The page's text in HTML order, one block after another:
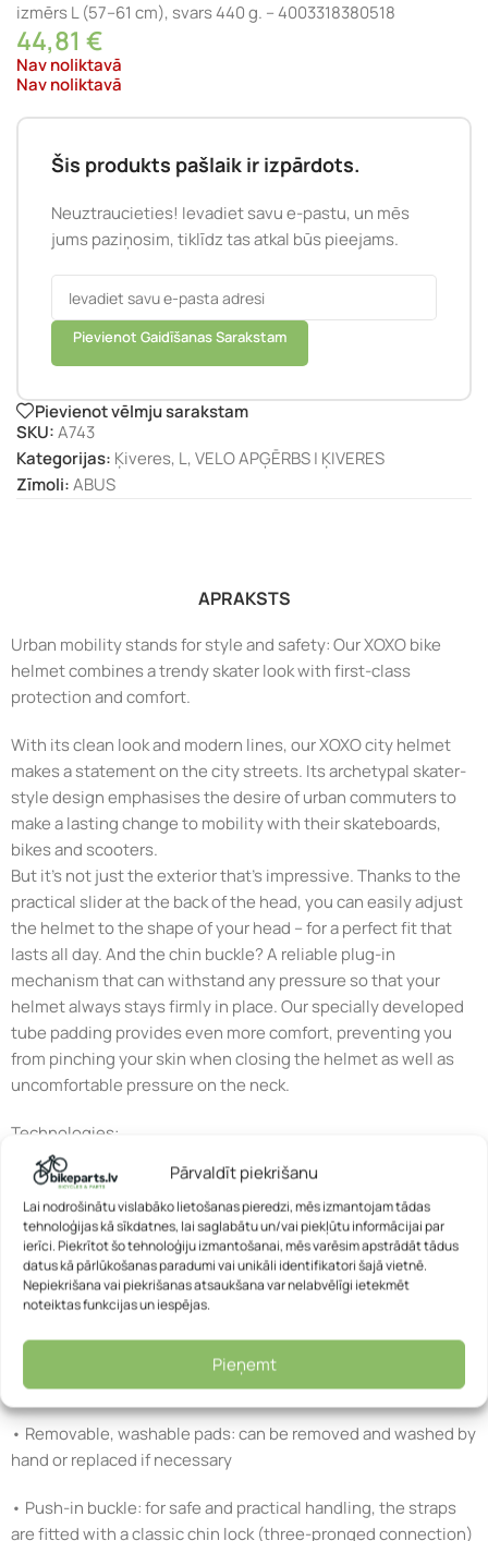
Pārvaldīt piekrišanu
Lai nodrošinātu vislabāko lietošanas pieredzi, mēs izmantojam tādas
tehnoloģijas kā sīkdatnes, lai saglabātu un/vai piekļūtu informācijai par
ierīci. Piekrītot šo tehnoloģiju izmantošanai, mēs varēsim apstrādāt tādus
datus kā pārlūkošanas paradumi vai unikāli identifikatori šajā vietnē.
Nepiekrišana vai piekrišanas atsaukšana var nelabvēlīgi ietekmēt
noteiktas funkcijas un iespējas.
Pieņemt
izmērs L (57–61 cm), svars 440 g. – 4003318380518
44,81 €
Nav noliktavā
Nav noliktavā
Šis produkts pašlaik ir izpārdots.
Neuztraucieties! Ievadiet savu e-pastu, un mēs
jums paziņosim, tiklīdz tas atkal būs pieejams.
Pievienot Gaidīšanas Sarakstam
Pievienot vēlmju sarakstam
SKU:A743
Kategorijas: Ķiveres, L,VELO APĢĒRBS | ĶIVERES
Zīmoli:ABUS
APRAKSTS
Urban mobility stands for style and safety: Our XOXO bike
helmet combines a trendy skater look with first-class
protection and comfort.
With its clean look and modern lines, our XOXO city helmet
makes a statement on the city streets. Its archetypal skater-
style design emphasises the desire of urban commuters to
make a lasting change to mobility with their skateboards,
bikes and scooters.
But it’s not just the exterior that’s impressive. Thanks to the
practical slider at the back of the head, you can easily adjust
the helmet to the shape of your head – for a perfect fit that
lasts all day. And the chin buckle? A reliable plug-in
mechanism that can withstand any pressure so that your
helmet always stays firmly in place. Our specially developed
tube padding provides even more comfort, preventing you
from pinching your skin when closing the helmet as well as
uncomfortable pressure on the neck.
Technologies:
• ZoomTM Slide adjustment system: sliding mechanism at
the back of the head that allows the helmet to be
continuously adjusted to the head size
• Flap DividerTM: strap divider for individual adjustment of
the straps below the ears – with clamp fastener to fix the set
position
• Comfort Pads: soft padded inserts for optimum comfort,
attached to the helmet with Velcro
• Removable, washable pads: can be removed and washed by
hand or replaced if necessary
• Push-in buckle: for safe and practical handling, the straps
are fitted with a classic chin lock (three-pronged connection)